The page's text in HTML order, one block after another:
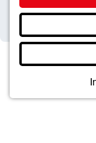
Essenzielle
Funktionen
der Website
SC.Cookie